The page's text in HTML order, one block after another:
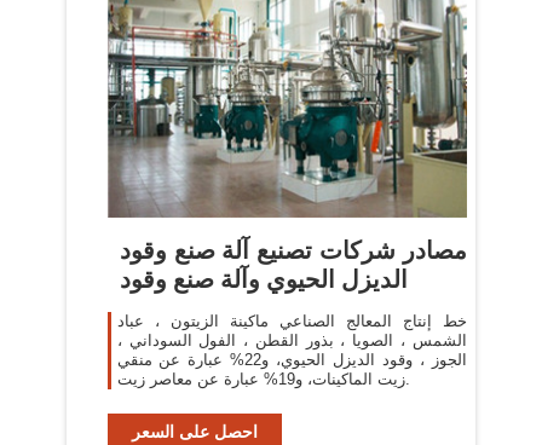
مصادر شركات تصنيع آلة صنع وقود
الديزل الحيوي وآلة صنع وقود
خط إنتاج المعالج الصناعي ماكينة الزيتون ، عباد
الشمس ، الصويا ، بذور القطن ، الفول السوداني ،
الجوز ، وقود الديزل الحيوي، و22% عبارة عن منقي
زيت الماكينات، و19% عبارة عن معاصر زيت.
احصل على السعر